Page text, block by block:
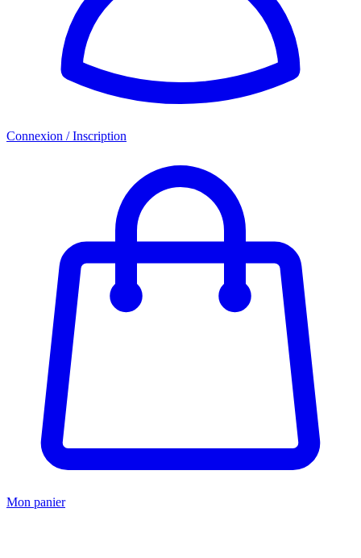
Connexion / Inscription
Mon panier